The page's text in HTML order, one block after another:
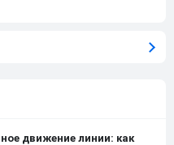
движение линии: как